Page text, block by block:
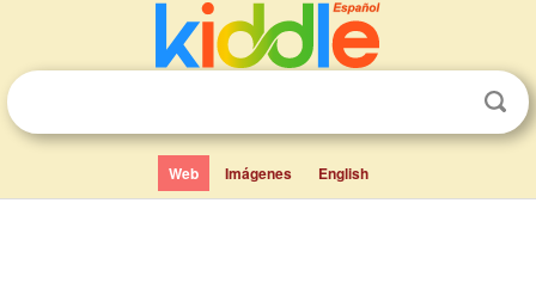
Web Imágenes English